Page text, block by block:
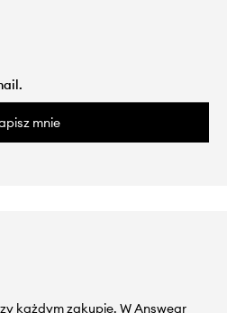
mnie
każdym zakupie. W Answear